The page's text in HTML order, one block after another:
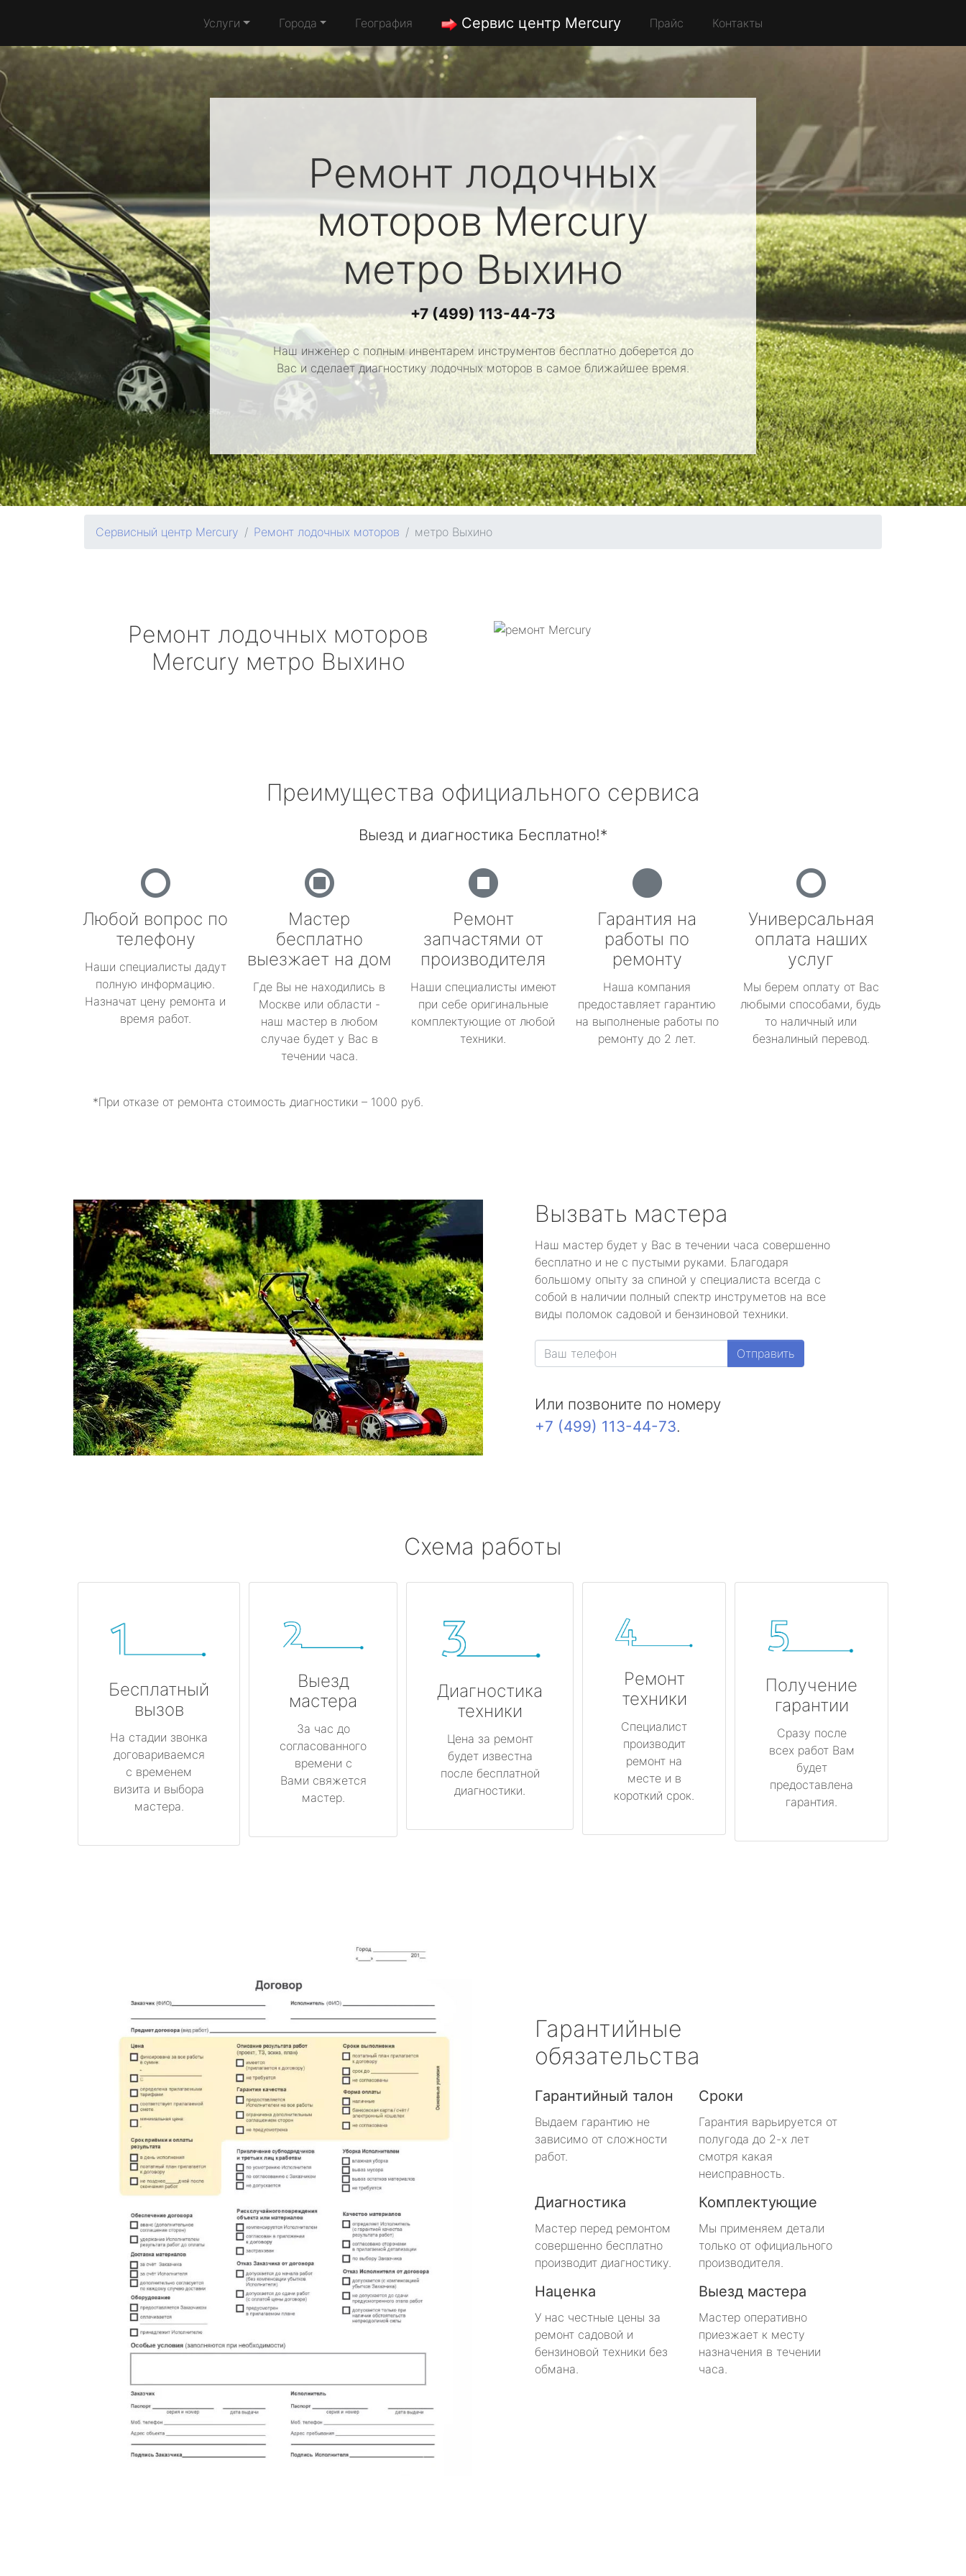
Услуги Города География Сервис центр Mercury Прайс Контакты
Ремонт лодочных
моторовMercury
метро Выхино
+7 (499) 113-44-73
Наш инженер с полным инвентарем инструментов бесплатно доберется до
Вас и сделает диагностику лодочных моторов в самое ближайшее время.
Сервисный центр Mercury Ремонт лодочных моторов метро Выхино
Ремонт лодочных моторов
Mercury метро Выхино
Преимущества официального сервиса
Выезд и диагностика Бесплатно!*
Любой вопрос по
телефону
Наши специалисты дадут
полную информацию.
Назначат цену ремонта и
время работ.
Мастер
бесплатно
выезжает на дом
Где Вы не находились в
Москве или области -
наш мастер в любом
случае будет у Вас в
течении часа.
Ремонт
запчастями от
производителя
Наши специалисты имеют
при себе оригинальные
комплектующие от любой
техники.
Гарантия на
работы по
ремонту
Наша компания
предоставляет гарантию
на выполненые работы по
ремонту до 2 лет.
Универсальная
оплата наших
услуг
Мы берем оплату от Вас
любыми способами, будь
то наличный или
безналиный перевод.
*При отказе от ремонта стоимость диагностики – 1000 руб.
Вызвать мастера
Наш мастер будет у Вас в течении часа совершенно
бесплатно и не с пустыми руками. Благодаря
большому опыту за спиной у специалиста всегда с
собой в наличии полный спектр инструметов на все
виды поломок садовой и бензиновой техники.
Отправить
Или позвоните по номеру
+7 (499) 113-44-73.
Схема работы
Бесплатный
вызов
На стадии звонка
договариваемся
с временем
визита и выбора
мастера.
Выезд
мастера
За час до
согласованного
времени с
Вами свяжется
мастер.
Диагностика
техники
Цена за ремонт
будет известна
после бесплатной
диагностики.
Ремонт
техники
Специалист
производит
ремонт на
месте и в
короткий срок.
Получение
гарантии
Сразу после
всех работ Вам
будет
предоставлена
гарантия.
Гарантийные
обязательства
Гарантийный талон
Выдаем гарантию не
зависимо от сложности
работ.
Сроки
Гарантия варьируется от
полугода до 2-х лет
смотря какая
неисправность.
Диагностика
Мастер перед ремонтом
совершенно бесплатно
производит диагностику.
Комплектующие
Мы применяем детали
только от официального
производителя.
Наценка
У нас честные цены за
ремонт садовой и
бензиновой техники без
обмана.
Выезд мастера
Мастер оперативно
приезжает к месту
назначения в течении
часа.